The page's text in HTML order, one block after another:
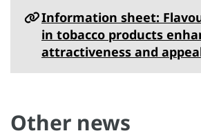
Information sheet:
in tobacco products
attractiveness and
Other news